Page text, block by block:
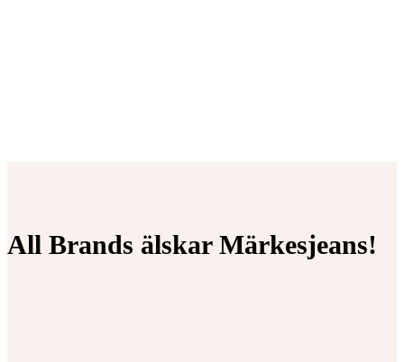
All Brands älskar Märkesjeans!